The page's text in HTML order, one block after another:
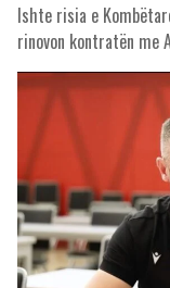
Ishte risia e
rinovon kontratën me